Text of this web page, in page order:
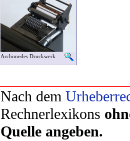
Archimedes Druckwerk
Nach dem
Rechnerlexikons
Quelle angeben.